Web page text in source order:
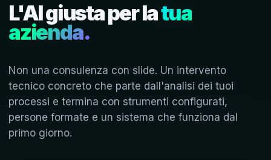
L'AI giusta per latua
azienda.
Non una consulenza con slide. Un intervento
tecnico concreto che parte dall'analisi dei tuoi
processi e termina con strumenti configurati,
persone formate e un sistema che funziona dal
primo giorno.